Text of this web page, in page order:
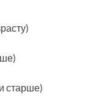
старше)